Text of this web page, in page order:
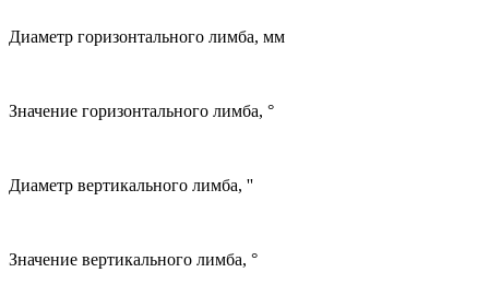
Диаметр горизонтального лимба, мм
Значение горизонтального лимба, °
Диаметр вертикального лимба, ''
Значение вертикального лимба, °